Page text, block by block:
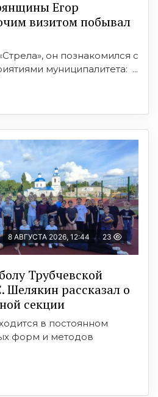
Егор
визитом побывал
он познакомился с
муниципалитета: ...
8 АВГУСТА 2026, 12:44 23
Трубчевской
рассказал о
секции
в постоянном
форм и методов